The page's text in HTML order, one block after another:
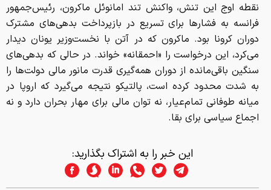
نقطه اوج این تنش، واکنش تند امانوئل ماکرون، رئیس‌جمهور
فرانسه به فشارها برای تسریع در بازپرداخت بدهی‌های مشترک
دوران کرونا بود. ماکرون که در آتن با نخست‌وزیر یونان دیدار
می‌کرد، این درخواست را «احمقانه» خواند. در حالی که بدهی‌های
سنگین باقی‌مانده از دوران همه‌گیری قدرت مانور مالی دولت‌ها را
به شدت محدود کرده است، پالتیکو نتیجه می‌گیرد که اروپا در
میانه طوفانی تمام‌عیار، نه توان مالی برای مهار بحران دارد و نه
اجماع سیاسی برای بقا.
این خبر را به اشتراک بگذارید: